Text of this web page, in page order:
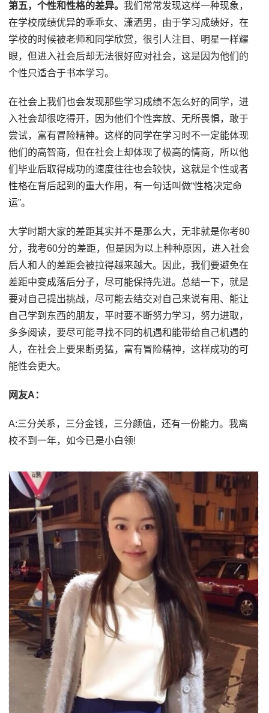
第五，个性和性格的差异。我们常常发现这样一种现象，
在学校成绩优异的乖乖女、潇洒男，由于学习成绩好，在
学校的时候被老师和同学欣赏，很引人注目、明星一样耀
眼，但进入社会后却无法很好应对社会，这是因为他们的
个性只适合于书本学习。
在社会上我们也会发现那些学习成绩不怎么好的同学，进
入社会却很吃得开，因为他们个性奔放、无所畏惧，敢于
尝试，富有冒险精神。这样的同学在学习时不一定能体现
他们的高智商，但在社会上却体现了极高的情商，所以他
们毕业后取得成功的速度往往也会较快，这就是个性或者
性格在背后起到的重大作用，有一句话叫做“性格决定命
运”。
大学时期大家的差距其实并不是那么大，无非就是你考80
分，我考60分的差距，但是因为以上种种原因，进入社会
后人和人的差距会被拉得越来越大。因此，我们要避免在
差距中变成落后分子，尽可能保持先进。总结一下，就是
要对自己提出挑战，尽可能去结交对自己来说有用、能让
自己学到东西的朋友，平时要不断努力学习，努力进取，
多多阅读，要尽可能寻找不同的机遇和能带给自己机遇的
人，在社会上要果断勇猛，富有冒险精神，这样成功的可
能性会更大。
网友A：
A:三分关系，三分金钱，三分颜值，还有一份能力。我离
校不到一年，如今已是小白领!